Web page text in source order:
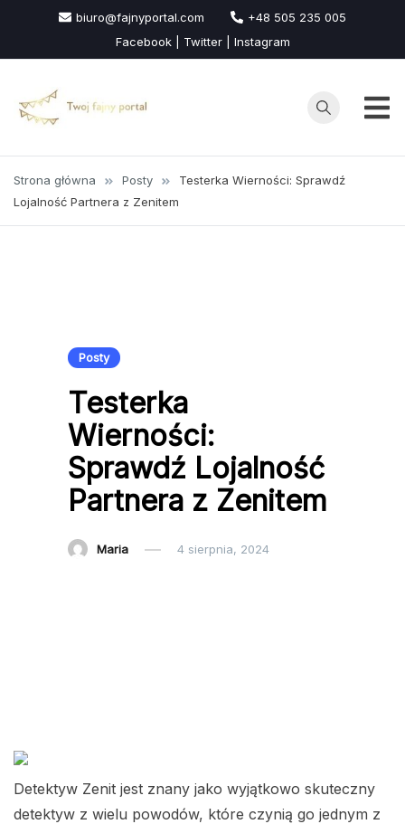
treści
biuro@fajnyportal.com
+48 505 235 005
Facebook | Twitter | Instagram
Strona główna Posty
Testerka Wierności: Sprawdź
Lojalność Partnera z Zenitem
Posty
Testerka
Wierności:
Sprawdź Lojalność
Partnera z Zenitem
Maria 4 sierpnia, 2024
Detektyw Zenit jest znany jako wyjątkowo skuteczny
detektyw z wielu powodów, które czynią go jednym z